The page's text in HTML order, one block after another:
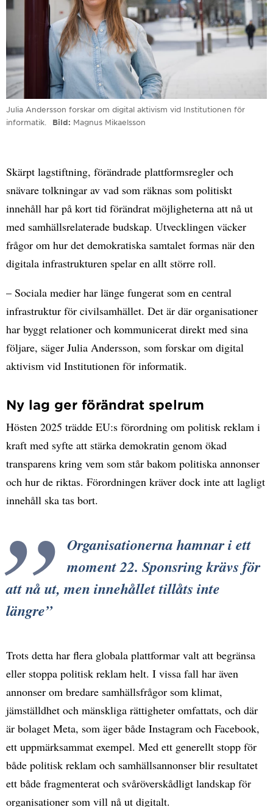
Julia Andersson forskar om digital aktivism vid Institutionen för
informatik.
Bild Magnus Mikaelsson
Skärpt lagstiftning, förändrade plattformsregler och
snävare tolkningar av vad som räknas som politiskt
innehåll har på kort tid förändrat möjligheterna att nå ut
med samhällsrelaterade budskap. Utvecklingen väcker
frågor om hur det demokratiska samtalet formas när den
digitala infrastrukturen spelar en allt större roll.
– Sociala medier har länge fungerat som en central
infrastruktur för civilsamhället. Det är där organisationer
har byggt relationer och kommunicerat direkt med sina
följare, säger Julia Andersson, som forskar om digital
aktivism vid Institutionen för informatik.
Ny lag ger förändrat spelrum
Hösten 2025 trädde EU:s förordning om politisk reklam i
kraft med syfte att stärka demokratin genom ökad
transparens kring vem som står bakom politiska annonser
och hur de riktas. Förordningen kräver dock inte att lagligt
innehåll ska tas bort.
Organisationerna hamnar i ett
moment 22. Sponsring krävs för
att nå ut, men innehållet tillåts inte
längre
Trots detta har flera globala plattformar valt att begränsa
eller stoppa politisk reklam helt. I vissa fall har även
annonser om bredare samhällsfrågor som klimat,
jämställdhet och mänskliga rättigheter omfattats, och där
är bolaget Meta, som äger både Instagram och Facebook,
ett uppmärksammat exempel. Med ett generellt stopp för
både politisk reklam och samhällsannonser blir resultatet
ett både fragmenterat och svåröverskådligt landskap för
organisationer som vill nå ut digitalt.